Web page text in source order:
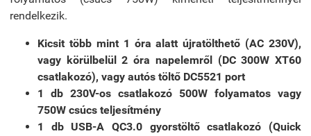
rendelkezik.
Kicsit több mint 1 óra alatt újratölthető (AC 230V),
vagy körülbelül 2 óra napelemről (DC 300W XT60
csatlakozó), vagy autós töltő DC5521 port
1 db 230V-os csatlakozó 500W folyamatos vagy
750W csúcs teljesítmény
1 db USB-A QC3.0 gyorstöltő csatlakozó (Quick